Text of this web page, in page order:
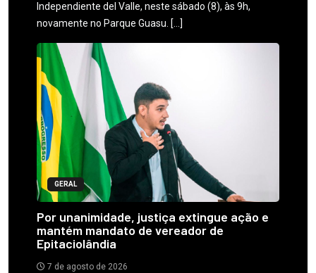
Independiente del Valle, neste sábado (8), às 9h,
novamente no Parque Guasu. […]
GERAL
Por unanimidade, justiça extingue ação e
mantém mandato de vereador de
Epitaciolândia
7 de agosto de 2026